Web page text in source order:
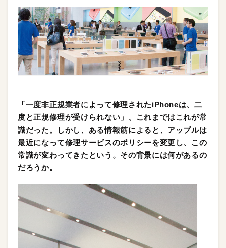
「一度非正規業者によって修理されたiPhoneは、二
度と正規修理が受けられない」、これまではこれが常
識だった。しかし、ある情報筋によると、アップルは
最近になって修理サービスのポリシーを変更し、この
常識が変わってきたという。その背景には何があるの
だろうか。